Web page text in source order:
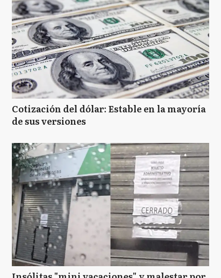
Cotización del dólar: Estable en la mayoría
de sus versiones